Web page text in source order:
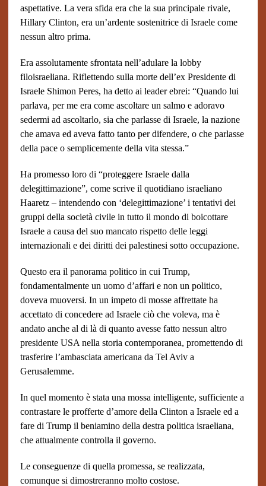
aspettative. La vera sfida era che la sua principale rivale,
Hillary Clinton, era un’ardente sostenitrice di Israele come
nessun altro prima.
Era assolutamente sfrontata nell’adulare la lobby
filoisraeliana. Riflettendo sulla morte dell’ex Presidente di
Israele Shimon Peres, ha detto ai leader ebrei: “Quando lui
parlava, per me era come ascoltare un salmo e adoravo
sedermi ad ascoltarlo, sia che parlasse di Israele, la nazione
che amava ed aveva fatto tanto per difendere, o che parlasse
della pace o semplicemente della vita stessa.”
Ha promesso loro di “proteggere Israele dalla
delegittimazione”, come scrive il quotidiano israeliano
Haaretz – intendendo con ‘delegittimazione’ i tentativi dei
gruppi della società civile in tutto il mondo di boicottare
Israele a causa del suo mancato rispetto delle leggi
internazionali e dei diritti dei palestinesi sotto occupazione.
Questo era il panorama politico in cui Trump,
fondamentalmente un uomo d’affari e non un politico,
doveva muoversi. In un impeto di mosse affrettate ha
accettato di concedere ad Israele ciò che voleva, ma è
andato anche al di là di quanto avesse fatto nessun altro
presidente USA nella storia contemporanea, promettendo di
trasferire l’ambasciata americana da Tel Aviv a
Gerusalemme.
In quel momento è stata una mossa intelligente, sufficiente a
contrastare le profferte d’amore della Clinton a Israele ed a
fare di Trump il beniamino della destra politica israeliana,
che attualmente controlla il governo.
Le conseguenze di quella promessa, se realizzata,
comunque si dimostreranno molto costose.